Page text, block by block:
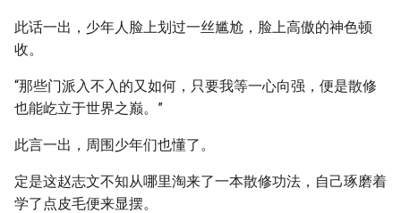
此话一出，少年人脸上划过一丝尴尬，脸上高傲的神色顿
收。
“那些门派入不入的又如何，只要我等一心向强，便是散修
也能屹立于世界之巅。”
此言一出，周围少年们也懂了。
定是这赵志文不知从哪里淘来了一本散修功法，自己琢磨着
学了点皮毛便来显摆。